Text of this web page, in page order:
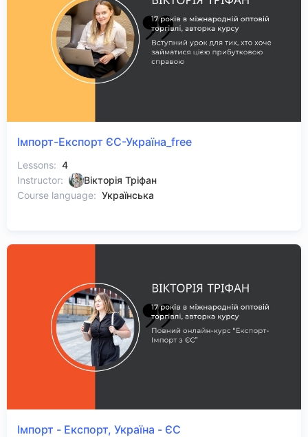
Імпорт-Експорт ЄС-Україна_free
Lessons: 4
Instructor:
Вікторія Тріфан
Course language: Українська
Імпорт - Експорт, Україна - ЄС